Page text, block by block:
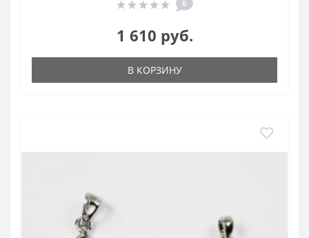
0
1 610 руб.
В КОРЗИНУ